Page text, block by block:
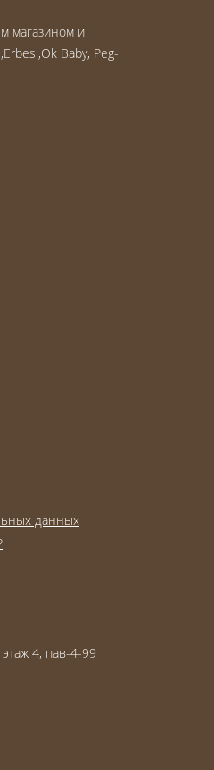
магазином и
Baby, Peg-
данных
4, пав-4-99